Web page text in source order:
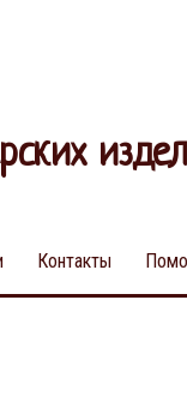
Контакты